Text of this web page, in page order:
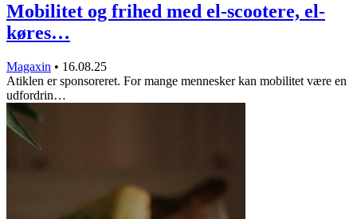
Mobilitet og frihed med el-scootere, el-
køres…
Magaxin • 16.08.25
Atiklen er sponsoreret. For mange mennesker kan mobilitet være en
udfordrin…